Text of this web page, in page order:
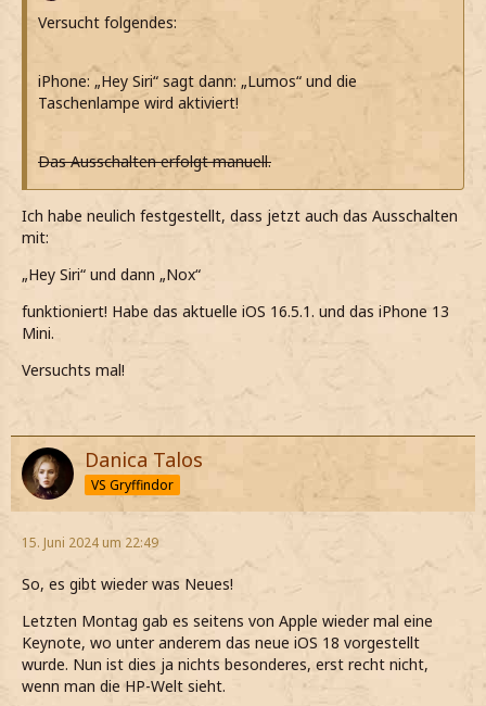
Versucht folgendes:
iPhone: „Hey Siri“ sagt dann: „Lumos“ und die
Taschenlampe wird aktiviert!
Das Ausschalten erfolgt manuell.
Ich habe neulich festgestellt, dass jetzt auch das Ausschalten
mit:
„Hey Siri“ und dann „Nox“
funktioniert! Habe das aktuelle iOS 16.5.1. und das iPhone 13
Mini.
Versuchts mal!
Danica Talos
VS Gryffindor
15. Juni 2024 um 22:49
So, es gibt wieder was Neues!
Letzten Montag gab es seitens von Apple wieder mal eine
Keynote, wo unter anderem das neue iOS 18 vorgestellt
wurde. Nun ist dies ja nichts besonderes, erst recht nicht,
wenn man die HP-Welt sieht.